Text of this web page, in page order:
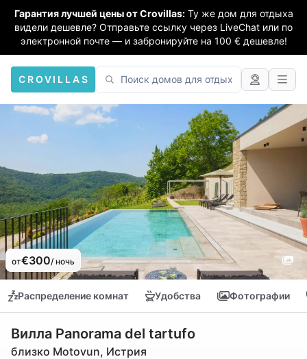
Гарантия лучшей цены от Crovillas: Ту же дом для отдыха
видели дешевле? Отправьте ссылку через LiveChat или по
электронной почте — и забронируйте на 100 € дешевле!
CROVILLAS
от€300/ ночь
Распределение комнат Удобства Фотографии
Вилла Panorama del tartufo
близко Motovun, Истрия